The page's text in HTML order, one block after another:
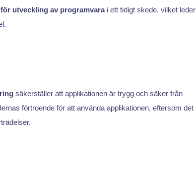
utveckling av programvarai ett tidigt skede, vilket leder
säkerställer att applikationen är trygg och säker från
förtroende för att använda applikationen, eftersom det